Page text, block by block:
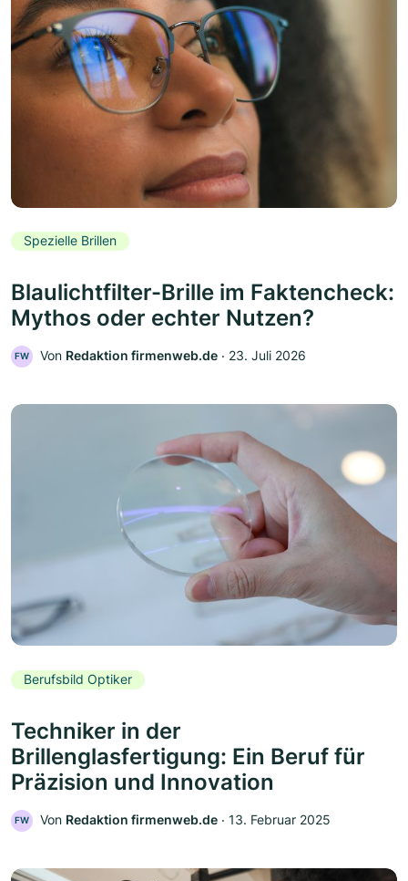
Spezielle Brillen
Blaulichtfilter-Brille im Faktencheck:
Mythos oder echter Nutzen?
FW Von Redaktion firmenweb.de ‧ 23. Juli 2026
Berufsbild Optiker
Techniker in der
Brillenglasfertigung: Ein Beruf für
Präzision und Innovation
FW Von Redaktion firmenweb.de ‧ 13. Februar 2025